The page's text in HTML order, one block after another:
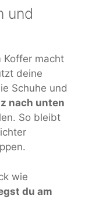
und
Koffer macht
deine
Schuhe und
nach unten
So bleibt
wie
du am